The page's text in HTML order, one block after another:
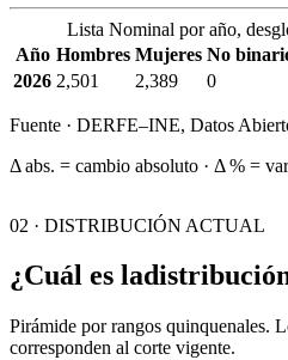
Lista Nominal por año,
Año Hombres Mujeres No
2026 2,501 2,389 0
Fuente · DERFE–INE, Datos
Δ abs. = cambio absoluto · Δ % =
02 · DISTRIBUCIÓN ACTUAL
¿Cuál es la
Pirámide por rangos quinquenales.
corresponden al corte vigente.